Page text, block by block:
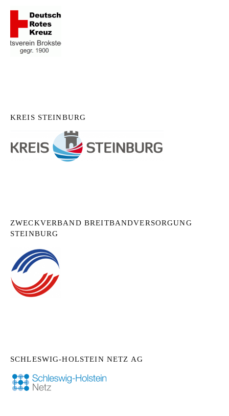
KREIS STEINBURG
ZWECKVERBAND BREITBANDVERSORGUNG
STEINBURG
SCHLESWIG-HOLSTEIN NETZ AG